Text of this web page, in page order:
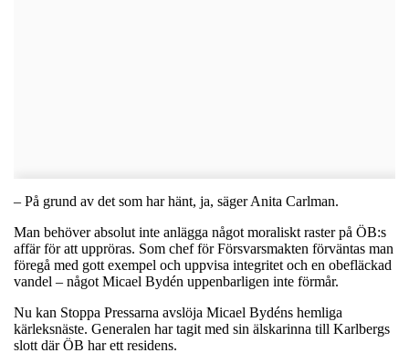
– På grund av det som har hänt, ja, säger Anita Carlman.
Man behöver absolut inte anlägga något moraliskt raster på ÖB:s
affär för att uppröras. Som chef för Försvarsmakten förväntas man
föregå med gott exempel och uppvisa integritet och en obefläckad
vandel – något Micael Bydén uppenbarligen inte förmår.
Nu kan Stoppa Pressarna avslöja Micael Bydéns hemliga
kärleksnäste. Generalen har tagit med sin älskarinna till Karlbergs
slott där ÖB har ett residens.